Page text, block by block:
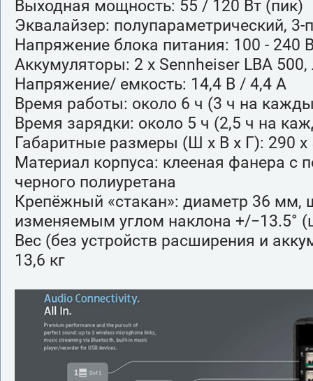
Выходная мощность: 55 / 120 Вт (пик)
Эквалайзер: полупараметрический,
Напряжение блока питания: 100 - 240
Аккумуляторы: 2 x Sennheiser LBA
Напряжение/ емкость: 14,4 В / 4,4 А
Время работы: около 6 ч (3 ч на
Время зарядки: около 5 ч (2,5 ч на
Габаритные размеры (Ш x В x Г): 290
Материал корпуса: клееная фанера с
черного полиуретана
Крепёжный «стакан»: диаметр 36 мм,
изменяемым углом наклона +/−13.5°
Вес (без устройств расширения и
13,6 кг